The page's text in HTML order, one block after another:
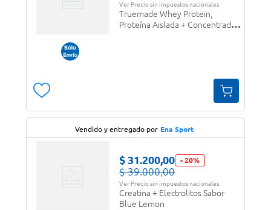
Ver Precio sin impuestos nacionales
Truemade Whey Protein,
Proteína Aislada + Concentrada
Vendido y entregado por Ena Sport
$ 31.200,00 -20%
$ 39.000,00
Ver Precio sin impuestos nacionales
Creatina + Electrolitos Sabor
Blue Lemon